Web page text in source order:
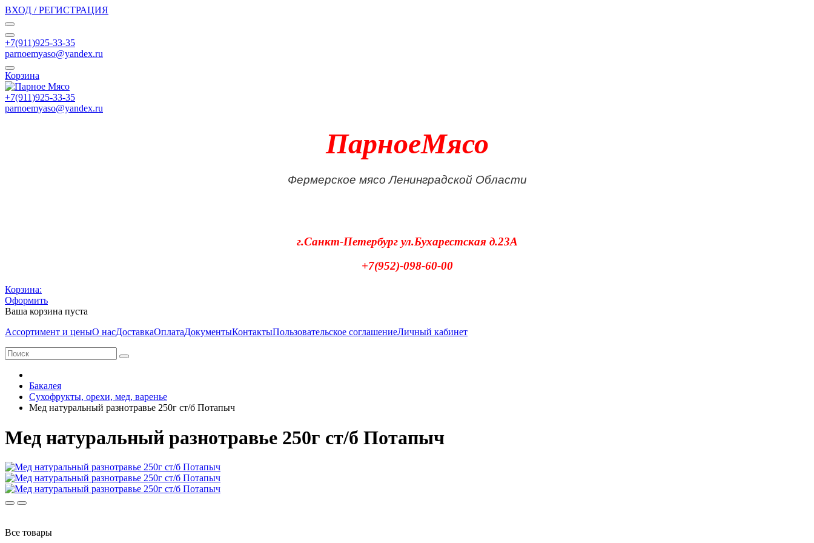
ВХОД / РЕГИСТРАЦИЯ
+7(911)925-33-35
parnoemyaso@yandex.ru
Корзина
+7(911)925-33-35
parnoemyaso@yandex.ru
ПарноеМясо
Фермерское мясо Ленинградской Области
г.Санкт-Петербург ул.Бухарестская д.23А
+7(952)-098-60-00
Корзина:
Оформить
Ваша корзина пуста
Ассортимент и ценыО насДоставкаОплатаДокументыКонтактыПользовательское соглашениеЛичный кабинет
Бакалея
Сухофрукты, орехи, мед, варенье
Мед натуральный разнотравье 250г ст/б Потапыч
Мед натуральный разнотравье 250г ст/б Потапыч
Все товары